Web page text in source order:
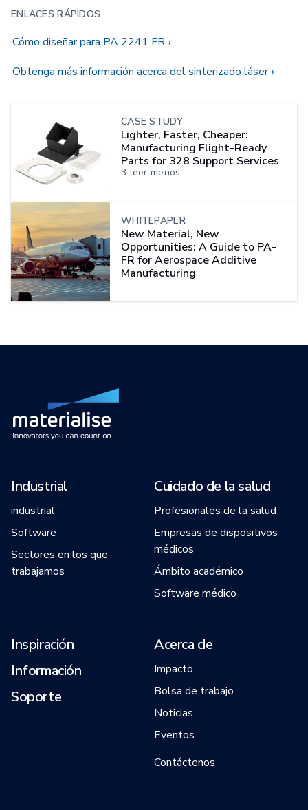
ENLACES RÁPIDOS
Cómo diseñar para PA 2241 FR
Obtenga más información acerca del sinterizado láser
CASE STUDY
Lighter, Faster, Cheaper:
Manufacturing Flight-Ready
Parts for 328 Support Services
3 leer menos
WHITEPAPER
New Material, New
Opportunities: A Guide to PA-
FR for Aerospace Additive
Manufacturing
Industrial
industrial
Software
Sectores en los que
trabajamos
Cuidado de la salud
Profesionales de la salud
Empresas de dispositivos
médicos
Ámbito académico
Software médico
Inspiración
Información
Soporte
Acerca de
Impacto
Bolsa de trabajo
Noticias
Eventos
Contáctenos